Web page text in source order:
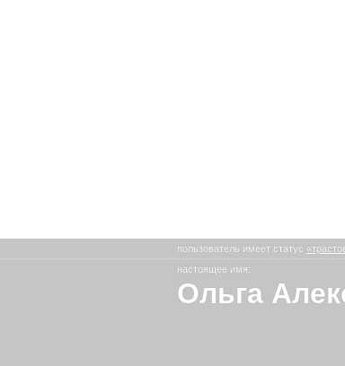
пользователь имеет статус
настоящее имя:
Ольга